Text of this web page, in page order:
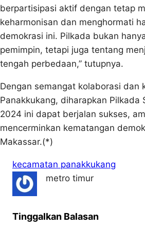
berpartisipasi aktif dengan tetap
keharmonisan dan menghormati
demokrasi ini. Pilkada bukan
pemimpin, tetapi juga tentang
tengah perbedaan,” tutupnya.
Dengan semangat kolaborasi dan
Panakkukang, diharapkan Pilkada
2024 ini dapat berjalan sukses,
mencerminkan kematangan
Makassar.(*)
kecamatan panakkukang
metro timur
Tinggalkan Balasan